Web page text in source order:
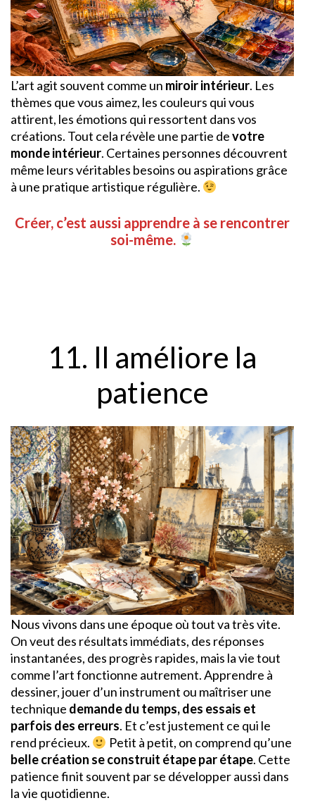
L’art agit souvent comme un miroir intérieur. Les
thèmes que vous aimez, les couleurs qui vous
attirent, les émotions qui ressortent dans vos
créations. Tout cela révèle une partie devotre
monde intérieur. Certaines personnes découvrent
même leurs véritables besoins ou aspirations grâce
à une pratique artistique régulière.
Créer, c’est aussi apprendre à se rencontrer
soi-même.
11. Il améliore la
patience
Nous vivons dans une époque où tout va très vite.
On veut des résultats immédiats, des réponses
instantanées, des progrès rapides, mais la vie tout
comme l’art fonctionne autrement. Apprendre à
dessiner, jouer d’un instrument ou maîtriser une
technique demande du temps, des essais et
parfois des erreurs. Et c’est justement ce qui le
rend précieux.
Petit à petit, on comprend qu’une
belle création se construit étape par étape. Cette
patience finit souvent par se développer aussi dans
la vie quotidienne.